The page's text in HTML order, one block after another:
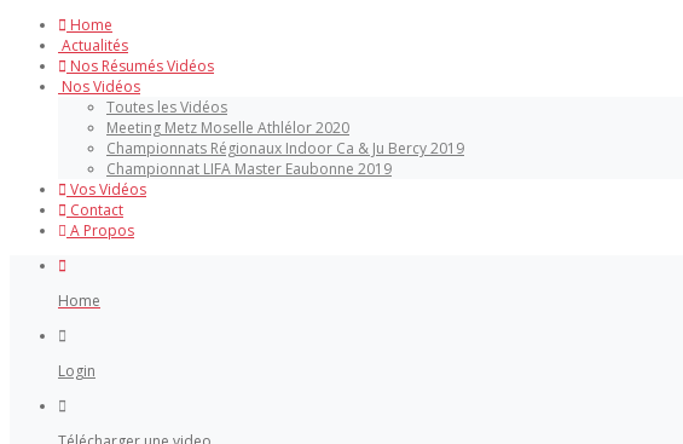
Home
Actualités
Nos Résumés Vidéos
Nos Vidéos
Toutes les Vidéos
Meeting Metz Moselle Athlélor 2020
Championnats Régionaux Indoor Ca & Ju Bercy 2019
Championnat LIFA Master Eaubonne 2019
Vos Vidéos
Contact
A Propos
Home
Login